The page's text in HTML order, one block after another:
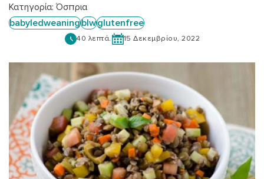
Κατηγορία: Όσπρια
babyledweaningblwglutenfree
40 λεπτά. 15 Δεκεμβρίου, 2022